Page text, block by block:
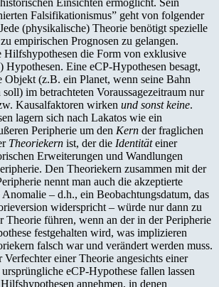
Falsifikationismus” geht von folgender
(physikalische) Theorie benötigt spezielle
empirischen Prognosen zu gelangen.
Hilfshypothesen die Form von exklusive
Hypothesen. Eine eCP-Hypothesen besagt,
Objekt (z.B. ein Planet, wenn seine Bahn
im betrachteten Voraussagezeitraum nur
Kausalfaktoren wirken und sonst keine.
lagern sich nach Lakatos wie ein
Peripherie um den Kern der fraglichen
Theoriekern ist, der die Identitäteiner
Erweiterungen und Wandlungen
Den Theoriekern zusammen mit der
nennt man auch die akzeptierte
Anomalie – d.h., ein Beobachtungsdatum, das
widerspricht – würde nur dann zu
Theorie führen, wenn an der in der Peripherie
festgehalten wird, was implizieren
falsch war und verändert werden muss.
einer Theorie angesichts einer
eCP-Hypothese fallen lassen
annehmen, in denen